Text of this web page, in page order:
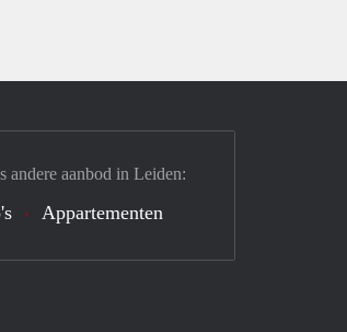
andere aanbod in Leiden:
Appartementen